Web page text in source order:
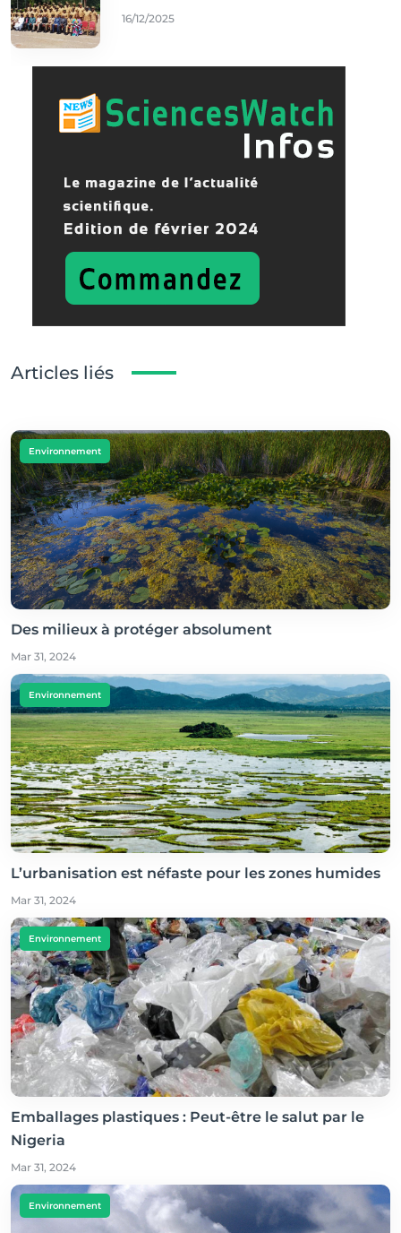
16/12/2025
Articles liés
Environnement
Des milieux à protéger absolument
Mar 31, 2024
Environnement
L’urbanisation est néfaste pour les zones humides
Mar 31, 2024
Environnement
Emballages plastiques : Peut-être le salut par le
Nigeria
Mar 31, 2024
Environnement